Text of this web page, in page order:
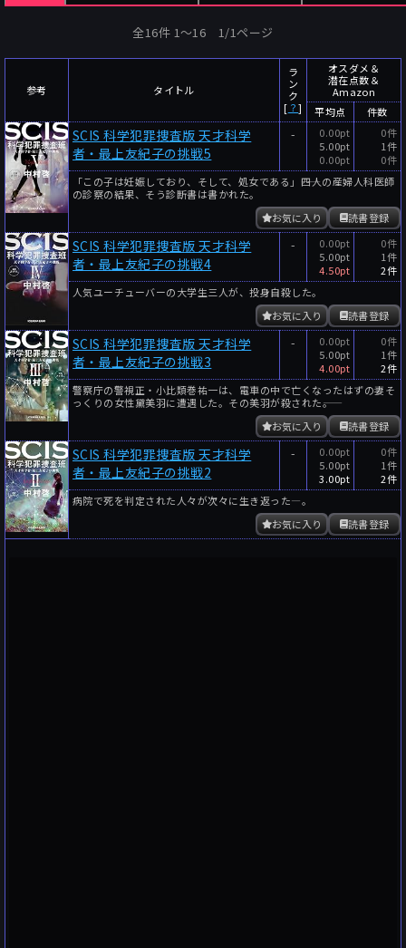
全16件 1〜16 1/1ページ
参考 タイトル
ラ
ン
ク
[ ？]
オスダメ＆
潜在点数＆
Amazon
平均点
件数
SCIS 科学犯罪捜査版 天才科学
者・最上友紀子の挑戦5
-
0.00pt
5.00pt
0.00pt
0件
1件
0件
「この子は妊娠しており、そして、処女である」――四人の産婦人科医師
の診察の結果、そう診断書は書かれた。
読書登録
お気に入り
SCIS 科学犯罪捜査版 天才科学
者・最上友紀子の挑戦4
-
0.00pt
5.00pt
4.50pt
0件
1件
2件
人気ユーチューバーの大学生三人が、投身自殺した。
読書登録
お気に入り
SCIS 科学犯罪捜査版 天才科学
者・最上友紀子の挑戦3
-
0.00pt
5.00pt
4.00pt
0件
1件
2件
警察庁の警視正・小比類巻祐一は、電車の中で亡くなったはずの妻そ
っくりの女性黛美羽に遭遇した。その美羽が殺された――。
読書登録
お気に入り
SCIS 科学犯罪捜査版 天才科学
者・最上友紀子の挑戦2
-
0.00pt
5.00pt
3.00pt
0件
1件
2件
病院で死を判定された人々が次々に生き返った―。
読書登録
お気に入り